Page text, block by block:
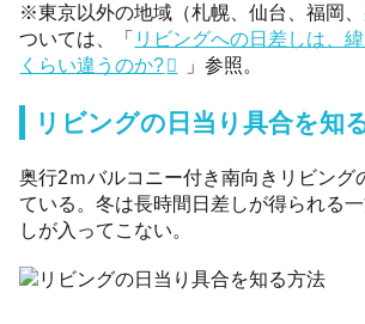
※東京以外の地域（札幌、仙台、福岡
ついては、「 リビングへの日差しは、
くらい違うのか?
」参照。
リビングの日当り具合を知
奥行2ｍバルコニー付き南向きリビング
ている。冬は長時間日差しが得られる
しが入ってこない。